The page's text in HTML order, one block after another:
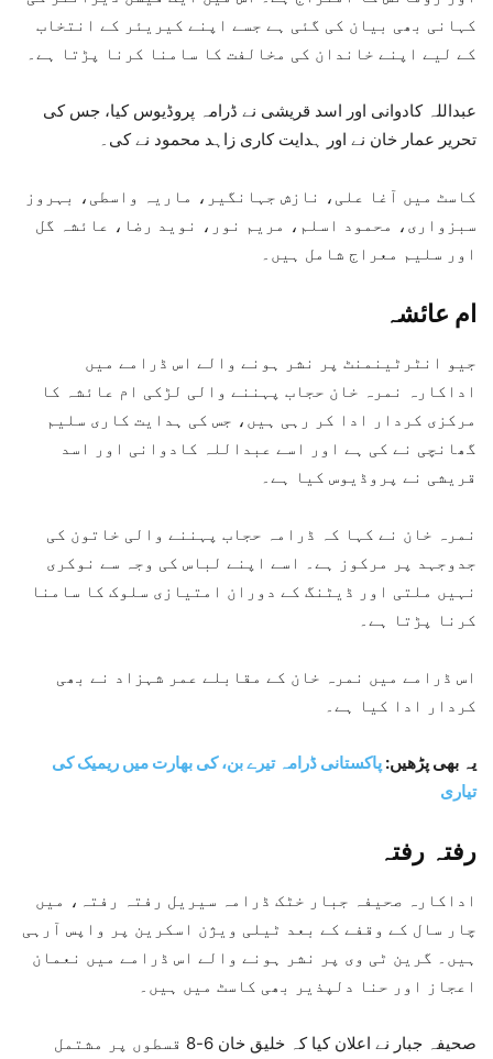
کہانی بھی بیان کی گئی ہے جسے اپنے کیریئر کے انتخاب
کے لیے اپنے خاندان کی مخالفت کا سامنا کرنا پڑتا ہے۔
عبداللہ کادوانی اور اسد قریشی نے ڈرامہ پروڈیوس کیا، جس کی
تحریر عمار خان نے اور ہدایت کاری زاہد محمود نے کی۔
کاسٹ میں آغا علی، نازش جہانگیر، ماریہ واسطی، بہروز
سبزواری، محمود اسلم، مریم نور، نوید رضا، عائشہ گل
اور سلیم معراج شامل ہیں۔
ام عائشہ
جیو انٹرٹینمنٹ پر نشر ہونے والے اس ڈرامے میں
اداکارہ نمرہ خان حجاب پہننے والی لڑکی ام عائشہ کا
مرکزی کردار ادا کر رہی ہیں، جس کی ہدایت کاری سلیم
گھانچی نے کی ہے اور اسے عبداللہ کادوانی اور اسد
قریشی نے پروڈیوس کیا ہے۔
نمرہ خان نے کہا کہ ڈرامہ حجاب پہننے والی خاتون کی
جدوجہد پر مرکوز ہے۔ اسے اپنے لباس کی وجہ سے نوکری
نہیں ملتی اور ڈیٹنگ کے دوران امتیازی سلوک کا سامنا
کرنا پڑتا ہے۔
اس ڈرامے میں نمرہ خان کے مقابلے عمر شہزاد نے بھی
کردار ادا کیا ہے۔
یہ بھی پڑھیں: پاکستانی ڈرامہ تیرے بن، کی بھارت میں ریمیک کی
تیاری
رفتہ رفتہ
اداکارہ صحیفہ جبار خٹک ڈرامہ سیریل رفتہ رفتہ، میں
چار سال کے وقفے کے بعد ٹیلی ویژن اسکرین پر واپس آرہی
ہیں۔ گرین ٹی وی پر نشر ہونے والے اس ڈرامے میں نعمان
اعجاز اور حنا دلپذیر بھی کاسٹ میں ہیں۔
صحیفہ جبار نے اعلان کیا کہ خلیق خان 6-8 قسطوں پر مشتمل